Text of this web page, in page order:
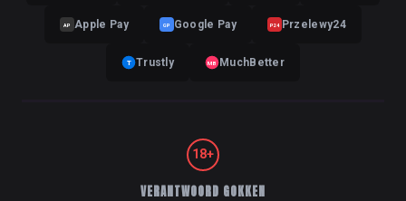
AP Apple Pay GP Google Pay P24 Przelewy24
T Trustly MB MuchBetter
18+
VERANTWOORD GOKKEN